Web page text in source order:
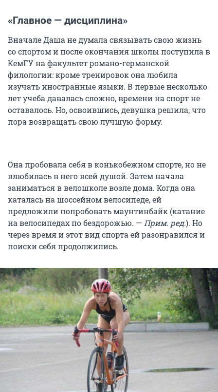
«Главное — дисциплина»
Вначале Даша не думала связывать свою жизнь
со спортом и после окончания школы поступила в
КемГУ на факультет романо-германской
филологии: кроме тренировок она любила
изучать иностранные языки. В первые несколько
лет учеба давалась сложно, времени на спорт не
оставалось. Но, освоившись, девушка решила, что
пора возвращать свою лучшую форму.
Она пробовала себя в конькобежном спорте, но не
влюбилась в него всей душой. Затем начала
заниматься в велошколе возле дома. Когда она
каталась на шоссейном велосипеде, ей
предложили попробовать маунтинбайк (катание
на велосипедах по бездорожью. — Прим. ред.). Но
через время и этот вид спорта ей разонравился и
поиски себя продолжились.